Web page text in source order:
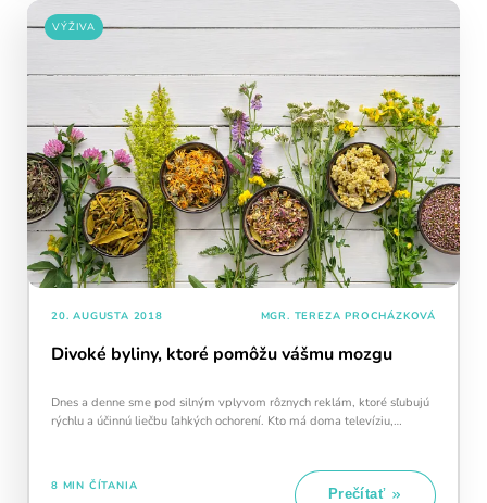
Pravidelný krátky tréningpodporuje
VÝŽIVA
20. AUGUSTA 2018 MGR. TEREZA PROCHÁZKOVÁ
Divoké byliny, ktoré pomôžu vášmu mozgu
Dnes a denne sme pod silným vplyvom rôznych reklám, ktoré sľubujú
rýchlu a účinnú liečbu ľahkých ochorení. Kto má doma televíziu,…
8 MIN ČÍTANIA
Prečítať